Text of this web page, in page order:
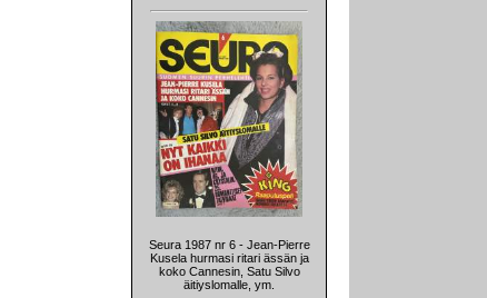
Seura 1987 nr 6 - Jean-Pierre
Kusela hurmasi ritari ässän ja
koko Cannesin, Satu Silvo
äitiyslomalle, ym.